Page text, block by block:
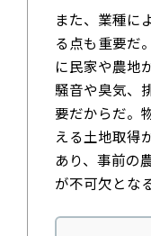
また、業種に
る点も重要だ
に民家や農地
騒音や臭気、
要だからだ。
える土地取得
あり、事前の
が不可欠とな